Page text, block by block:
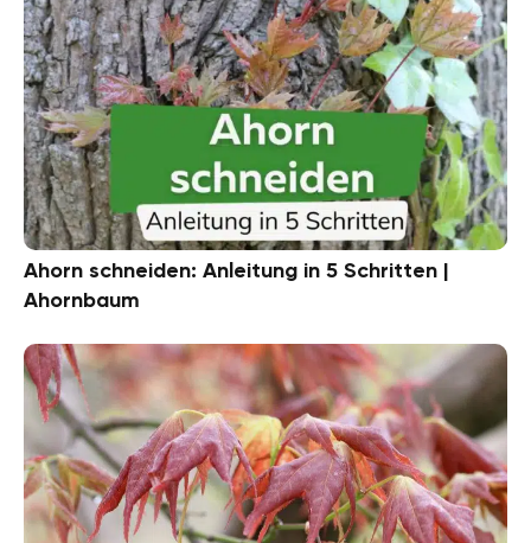
Ahorn schneiden: Anleitung in 5 Schritten |
Ahornbaum